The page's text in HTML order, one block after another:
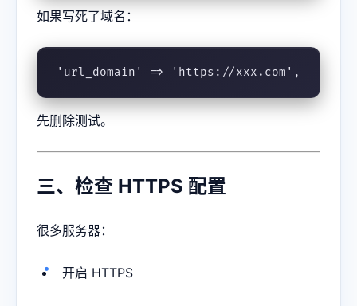
如果写死了域名：
'url_domain' => 'https://xxx.com',
先删除测试。
三、检查 HTTPS 配置
很多服务器：
开启 HTTPS